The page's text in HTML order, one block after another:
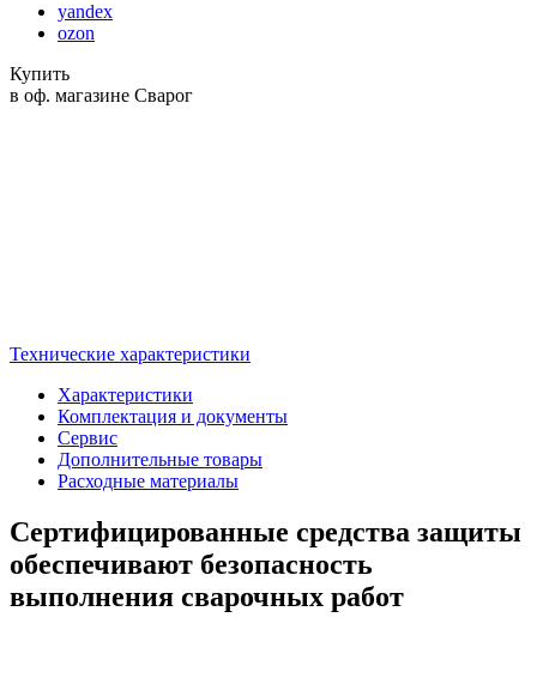
yandex
ozon
Купить
в оф. магазине Сварог
Технические характеристики
Характеристики
Комплектация и документы
Сервис
Дополнительные товары
Расходные материалы
Сертифицированные средства защиты
обеспечивают безопасность
выполнения сварочных работ